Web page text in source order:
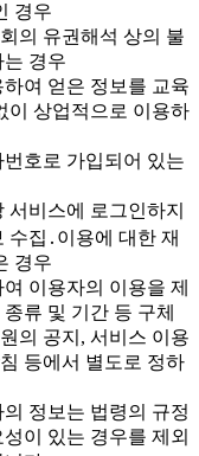
경우
의 유권해석 상의 불
경우
여 얻은 정보를 교육
이 상업적으로 이용하
호로 가입되어 있는
서비스에 로그인하지
수집․이용에 대한 재
경우
이용자의 이용을 제
류 및 기간 등 구체
의 공지, 서비스 이용
등에서 별도로 정하
정보는 법령의 규정
이 있는 경우를 제외